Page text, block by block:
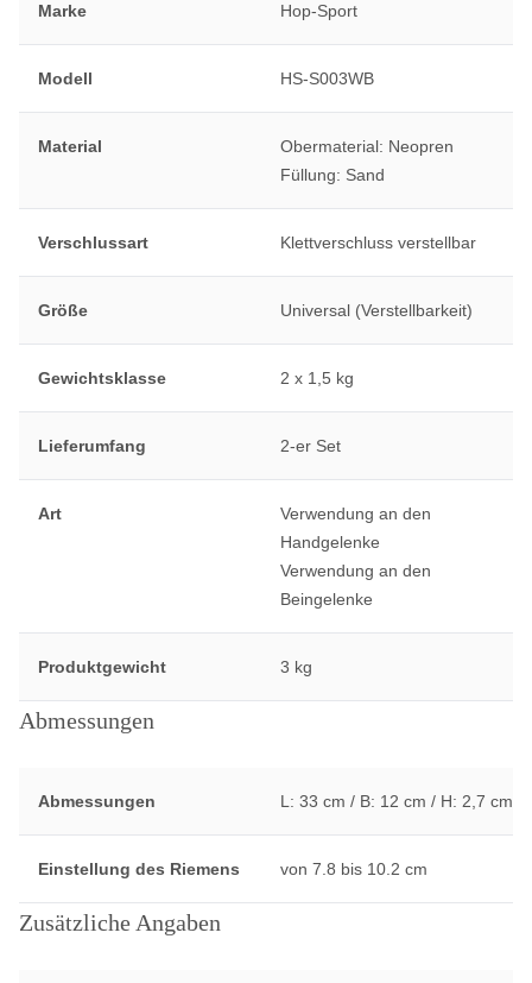
Marke Hop-Sport
Modell HS-S003WB
Material
Obermaterial: Neopren
Füllung: Sand
Verschlussart Klettverschluss verstellbar
Größe Universal (Verstellbarkeit)
Gewichtsklasse 2 x 1,5 kg
Lieferumfang 2-er Set
Art
Verwendung an den
Handgelenke
Verwendung an den
Beingelenke
Produktgewicht 3 kg
Abmessungen
Abmessungen L: 33 cm / B: 12 cm / H: 2,7 cm
Einstellung des Riemens von 7.8 bis 10.2 cm
Zusätzliche Angaben